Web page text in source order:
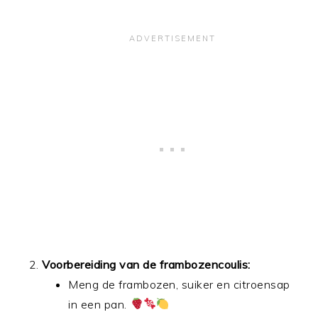
Voorbereiding van de frambozencoulis:
Meng de frambozen, suiker en citroensap
in een pan.